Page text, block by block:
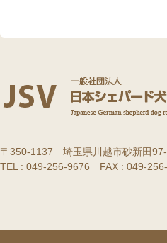
〒350-1137 埼玉県川越市砂新田
TEL : 049-256-9676 FAX : 049-